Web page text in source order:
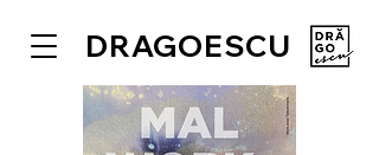
DRAGOESCU